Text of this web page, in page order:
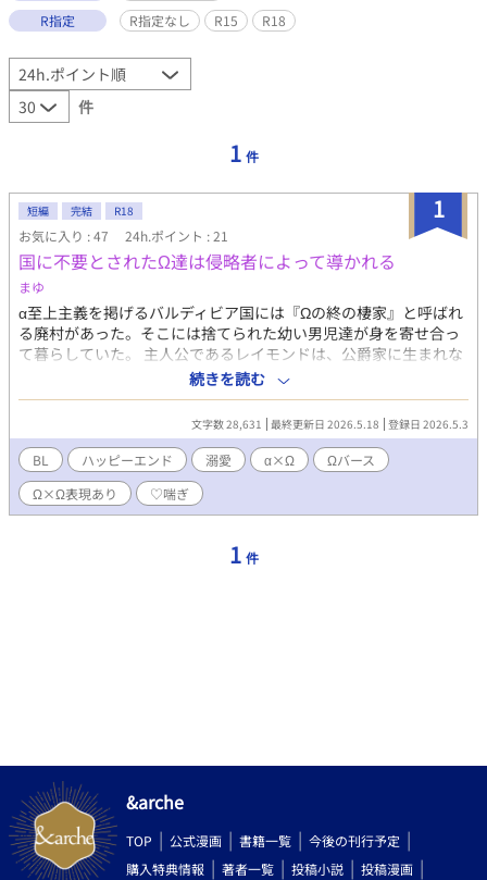
R指定
R指定なし R15 R18
件
1 件
1
短編 完結 R18
お気に入り : 47 24h.ポイント : 21
国に不要とされたΩ達は侵略者によって導かれる
まゆ
α至上主義を掲げるバルディビア国には『Ωの終の棲家』と呼ばれ
る廃村があった。そこには捨てられた幼い男児達が身を寄せ合っ
て暮らしていた。 主人公であるレイモンドは、公爵家に生まれな
がらΩと分かると父に拒絶され、母の手引によって村に引き渡さ
れた。傷ついた心を癒やされたレイモンドは、村の騎士となって
子供達の面倒を見ていたが、ある夜、幼い子どもが新たに家族に
加わった。 新たな家族と共に新たな平穏が村に訪れるかに思われ
たが、冬の寒い夜に村は侵略者によって襲撃を受ける。 立ち向か
うレイモンドだったが、苦戦を強いられ、ついに捕らえられてし
まう。 しかし、侵略者達は彼を傷つける事を許さず、恐怖に震え
るレイモンドは、その先で『運命』と出会う。 『運命』と出会っ
ることとなる。 ⚠ムーンライトノベルズにて連載中です。
続きを読む
文字数 28,631 最終更新日 2026.5.18 登録日 2026.5.3
BL ハッピーエンド 溺愛 α×Ω
Ωバース
Ω×Ω表現あり
♡喘ぎ
1 件
&arche
TOP 公式漫画 書籍一覧
今後の刊行予定
購入特典情報
著者一覧 投稿小説 投稿漫画